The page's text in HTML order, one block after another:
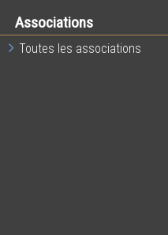
Associations
Toutes les associations